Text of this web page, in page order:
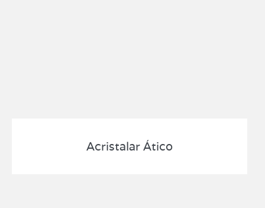
Acristalar Ático